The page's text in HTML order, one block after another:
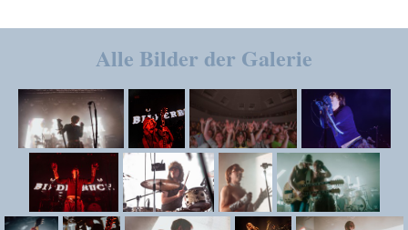
Alle Bilder der Galerie